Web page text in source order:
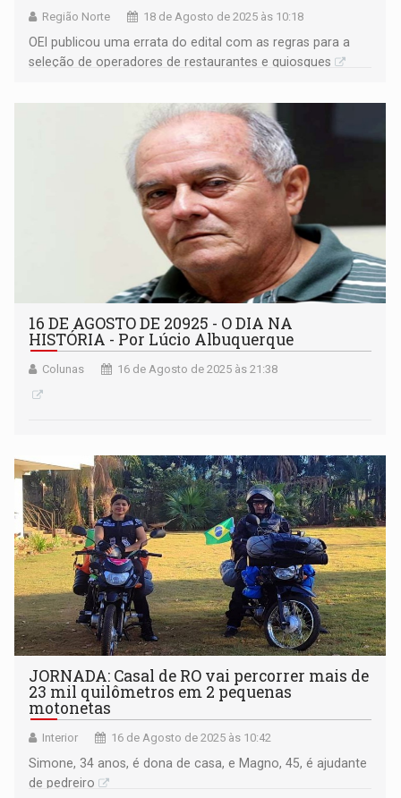
Região Norte 18 de Agosto de 2025 às 10:18
OEI publicou uma errata do edital com as regras para a
seleção de operadores de restaurantes e quiosques
16 DE AGOSTO DE 20925 - O DIA NA
HISTÓRIA - Por Lúcio Albuquerque
Colunas 16 de Agosto de 2025 às 21:38
JORNADA: Casal de RO vai percorrer mais de
23 mil quilômetros em 2 pequenas
motonetas
Interior 16 de Agosto de 2025 às 10:42
Simone, 34 anos, é dona de casa, e Magno, 45, é ajudante
de pedreiro